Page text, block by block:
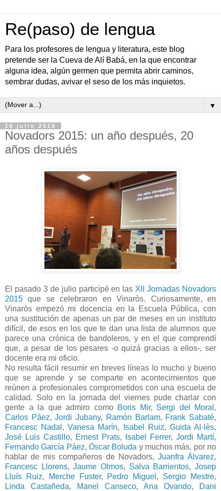
Re(paso) de lengua
Para los profesores de lengua y literatura, este blog
pretende ser la Cueva de Alí Babá, en la que encontrar
alguna idea, algún germen que permita abrir caminos,
sembrar dudas, avivar el seso de los más inquietos.
▼
16 julio 2015
Novadors 2015: un año después, 20
años después
El pasado 3 de julio participé en las XII Jornadas Novadors
2015 que se celebraron en Vinaròs. Curiosamente, en
Vinaròs empezó mi docencia en la Escuela Pública, con
una sustitución de apenas un par de meses en un instituto
difícil, de esos en los que te dan una lista de alumnos que
parece una crónica de bandoleros, y en el que comprendí
que, a pesar de los pesares -o quizá gracias a ellos-, ser
docente era mi oficio.
No resulta fácil resumir en breves líneas lo mucho y bueno
que se aprende y se comparte en acontecimientos que
reúnen a profesionales comprometidos con una escuela de
calidad. Solo en la jornada del viernes pude charlar con
gente a la que admiro como Boris Mir, Sergi del Moral ,
Carlos Páez,Jordi Jubany, Ramón Barlam, Frank Sabaté,
Francesc Nadal ,Vanesa Marín, Isabel Ruiz, Guida Al·lès,
José Luis Castillo, Ernest Prats, Isabel Ferrer, Jordi Martí,
Fernando García Páez,Óscar Boluda y muchos más, por no
hablar de mis compañeros de Novadors, Juanfra Álvarez,
Francesc Llorens,Jaume Olmos, Salva Barrientos,Josep
Lluís Ruiz, Merche Fuster, Pedro Miguel , Sergio Mestre,
Linda Castañeda, Manel Canseco,Ana Ovando,
Dani